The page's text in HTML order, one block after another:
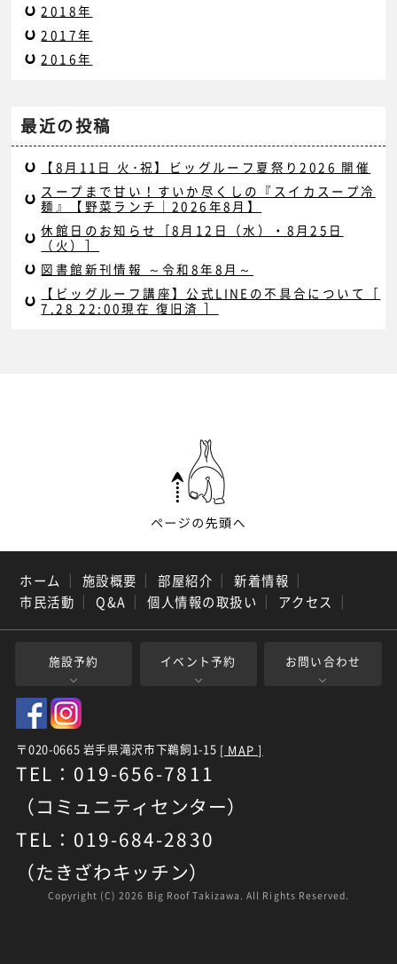
2018年
2017年
2016年
最近の投稿
【8月11日 火･祝】ビッグルーフ夏祭り2026 開催
スープまで甘い！すいか尽くしの『スイカスープ冷
麺』【野菜ランチ｜2026年8月】
休館日のお知らせ［8月12日（水）・8月25日
（火）］
図書館新刊情報 ～令和8年8月～
【ビッグルーフ講座】公式LINEの不具合について［
7.28 22:00現在 復旧済 ］
ホーム ｜ 施設概要 ｜ 部屋紹介 ｜ 新着情報 ｜
市民活動 ｜ Q&A ｜ 個人情報の取扱い ｜ アクセス ｜
施設予約 イベント予約 お問い合わせ
〒020-0665 岩手県滝沢市下鵜飼1-15 [ MAP ]
TEL：019-656-7811
（コミュニティセンター）
TEL：019-684-2830
（たきざわキッチン）
Copyright (C)2026 Big Roof Takizawa. All Rights Reserved.